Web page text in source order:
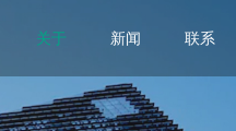
关于 新闻 联系